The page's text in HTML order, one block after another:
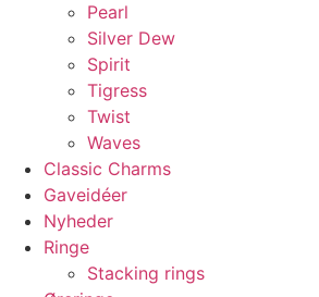
Pearl
Silver Dew
Spirit
Tigress
Twist
Waves
Classic Charms
Gaveidéer
Nyheder
Ringe
Stacking rings